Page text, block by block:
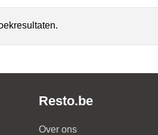
Resto.be
Over ons